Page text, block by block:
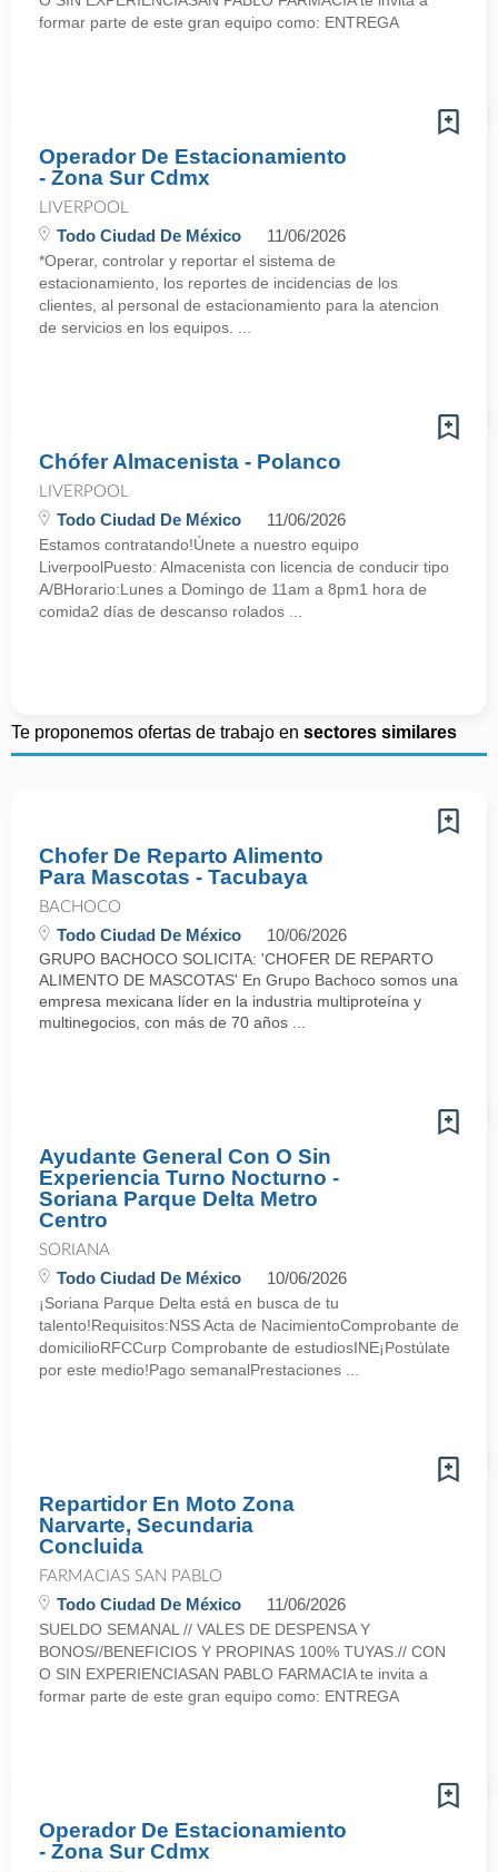
formar parte de este gran equipo como: ENTREGA
Operador De Estacionamiento
- Zona Sur Cdmx
LIVERPOOL
Todo Ciudad De México 11/06/2026
*Operar, controlar y reportar el sistema de
estacionamiento, los reportes de incidencias de los
clientes, al personal de estacionamiento para la atencion
de servicios en los equipos. ...
Chófer Almacenista - Polanco
LIVERPOOL
Todo Ciudad De México 11/06/2026
Estamos contratando!Únete a nuestro equipo
LiverpoolPuesto: Almacenista con licencia de conducir tipo
A/BHorario:Lunes a Domingo de 11am a 8pm1 hora de
comida2 días de descanso rolados ...
Te proponemos ofertas de trabajo en sectores similares
Chofer De Reparto Alimento
Para Mascotas - Tacubaya
BACHOCO
Todo Ciudad De México 10/06/2026
GRUPO BACHOCO SOLICITA: 'CHOFER DE REPARTO
ALIMENTO DE MASCOTAS' En Grupo Bachoco somos una
empresa mexicana líder en la industria multiproteína y
multinegocios, con más de 70 años ...
Ayudante General Con O Sin
Experiencia Turno Nocturno -
Soriana Parque Delta Metro
Centro
SORIANA
Todo Ciudad De México 10/06/2026
¡Soriana Parque Delta está en busca de tu
talento!Requisitos:NSS Acta de NacimientoComprobante de
domicilioRFCCurp Comprobante de estudiosINE¡Postúlate
por este medio!Pago semanalPrestaciones ...
Repartidor En Moto Zona
Narvarte, Secundaria
Concluida
FARMACIAS SAN PABLO
Todo Ciudad De México 11/06/2026
SUELDO SEMANAL // VALES DE DESPENSA Y
BONOS//BENEFICIOS Y PROPINAS 100% TUYAS.// CON
O SIN EXPERIENCIASAN PABLO FARMACIA te invita a
formar parte de este gran equipo como: ENTREGA
Operador De Estacionamiento
- Zona Sur Cdmx